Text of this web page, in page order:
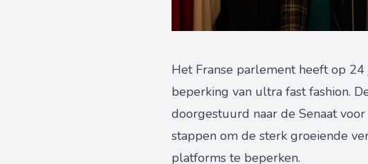
Het Franse parlement heeft op
beperking van ultra fast fashion.
doorgestuurd naar de Senaat
stappen om de sterk groeiende
platforms te beperken.